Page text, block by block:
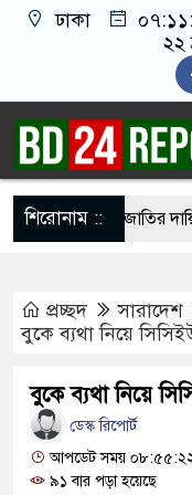
ঢাকা
২০২৬,
শিরোনাম ::
নয়, জাতির দায়িত্ব
থেকে খুলে ফেলা
সবাইকে ঐক্যবদ্ধ থাকার
মেহেরপুরে জামায়াতের
প্রচ্ছদ
সারাদেশ
বুকে ব্যথা নিয়ে
বুকে ব্যথা নিয়ে
ডেস্ক রিপোর্ট
আপডেট সময় ০৮:৫৫:২২
৯১ বার পড়া হয়েছে